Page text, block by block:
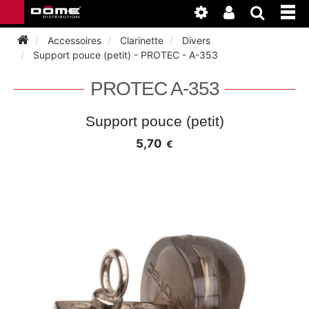
INSTRUMENTS
SAXHORN EUPHONIUM
BAGAGERIE
ACCESSOIRES
CLARINETTE
NEWS
Accessoires Clarinette
Divers
Support pouce (petit) - PROTEC - A-353
PROTEC A-353
Support pouce (petit)
5,70 €